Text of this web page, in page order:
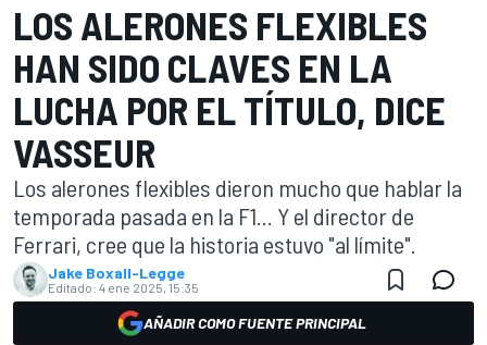
LOS ALERONES FLEXIBLES
HAN SIDO CLAVES EN LA
LUCHA POR EL TÍTULO, DICE
VASSEUR
Los alerones flexibles dieron mucho que hablar la
temporada pasada en la F1... Y el director de
Ferrari, cree que la historia estuvo "al límite".
Jake Boxall-Legge
Editado: 4 ene 2025, 15:35
AÑADIR COMO FUENTE PRINCIPAL